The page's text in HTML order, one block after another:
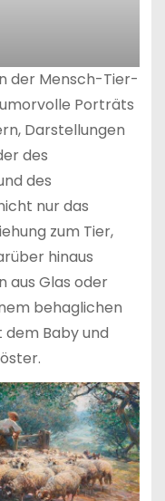
der Mensch-Tier-
Porträts
Darstellungen
des
des
nur das
zum Tier,
hinaus
aus Glas oder
behaglichen
dem Baby und